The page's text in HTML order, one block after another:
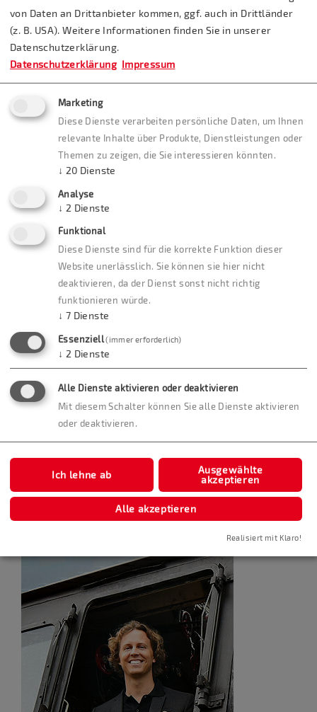
von Daten an Drittanbieter kommen, ggf. auch in Drittländer
(z. B. USA). Weitere Informationen finden Sie in unserer
Datenschutzerklärung.
Datenschutzerklärung Impressum
Marketing
Diese Dienste verarbeiten persönliche Daten, um Ihnen
relevante Inhalte über Produkte, Dienstleistungen oder
Themen zu zeigen, die Sie interessieren könnten.
↓ 20 Dienste
Analyse
↓ 2 Dienste
Funktional
Diese Dienste sind für die korrekte Funktion dieser
Website unerlässlich. Sie können sie hier nicht
deaktivieren, da der Dienst sonst nicht richtig
funktionieren würde.
↓ 7 Dienste
Essenziell(immer erforderlich)
↓ 2 Dienste
Alle Dienste aktivieren oder deaktivieren
Mit diesem Schalter können Sie alle Dienste aktivieren
oder deaktivieren.
Ich lehne ab
Ausgewählte
akzeptieren
Alle akzeptieren
Realisiert mit Klaro!